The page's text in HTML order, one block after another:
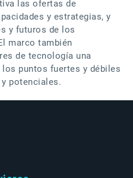
las ofertas de
y estrategias, y
y futuros de los
marco también
de tecnología una
puntos fuertes y débiles
potenciales.